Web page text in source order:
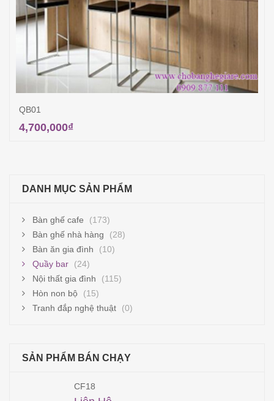
QB01
4,700,000₫
DANH MỤC SẢN PHẨM
Bàn ghế cafe
(173)
Bàn ghế nhà hàng
(28)
Bàn ăn gia đình
(10)
Quầy bar
(24)
Nội thất gia đình
(115)
Hòn non bộ
(15)
Tranh đắp nghệ thuật
(0)
SẢN PHẨM BÁN CHẠY
CF18